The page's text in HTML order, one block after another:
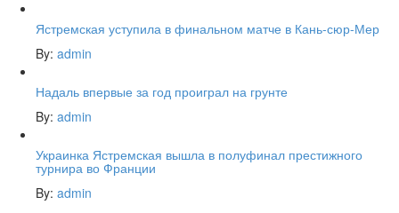
Ястремская уступила в финальном матче в Кань-сюр-Мер
By: admin
Надаль впервые за год проиграл на грунте
By: admin
Украинка Ястремская вышла в полуфинал престижного
турнира во Франции
By: admin